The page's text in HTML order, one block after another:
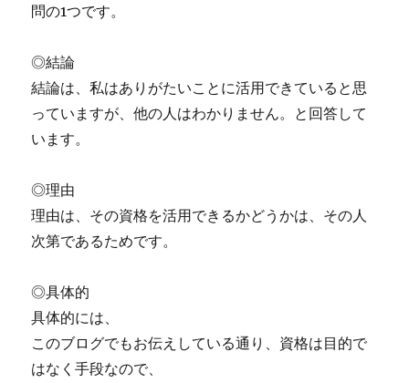
問の1つです。
◎結論
結論は、私はありがたいことに活用できていると思
っていますが、他の人はわかりません。と回答して
います。
◎理由
理由は、その資格を活用できるかどうかは、その人
次第であるためです。
◎具体的
具体的には、
このブログでもお伝えしている通り、資格は目的で
はなく手段なので、